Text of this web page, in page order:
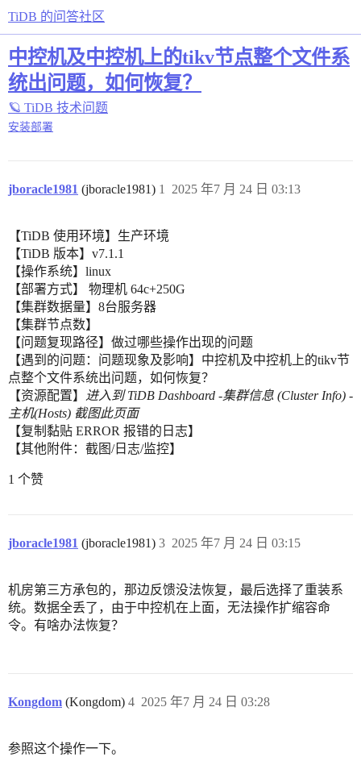
TiDB 的问答社区
中控机及中控机上的tikv节点整个文件系
统出问题，如何恢复？
🪐 TiDB 技术问题
安装部署
jboracle1981 (jboracle1981) 2025 年7 月 24 日 03:13
1
【TiDB 使用环境】生产环境
【TiDB 版本】v7.1.1
【操作系统】linux
【部署方式】 物理机 64c+250G
【集群数据量】8台服务器
【集群节点数】
【问题复现路径】做过哪些操作出现的问题
【遇到的问题：问题现象及影响】中控机及中控机上的tikv节
点整个文件系统出问题，如何恢复？
【资源配置】
进入到 TiDB Dashboard -集群信息 (Cluster Info) -
主机(Hosts) 截图此页面
【复制黏贴 ERROR 报错的日志】
【其他附件：截图/日志/监控】
1 个赞
jboracle1981 (jboracle1981) 2025 年7 月 24 日 03:15
3
机房第三方承包的，那边反馈没法恢复，最后选择了重装系
统。数据全丢了，由于中控机在上面，无法操作扩缩容命
令。有啥办法恢复？
Kongdom (Kongdom) 2025 年7 月 24 日 03:28
4
参照这个操作一下。